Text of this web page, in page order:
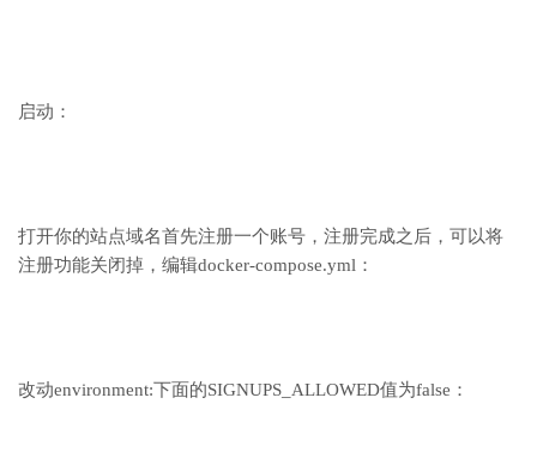
启动：
打开你的站点域名首先注册一个账号，注册完成之后，可以将
注册功能关闭掉，编辑docker-compose.yml：
改动environment:下面的SIGNUPS_ALLOWED值为false：